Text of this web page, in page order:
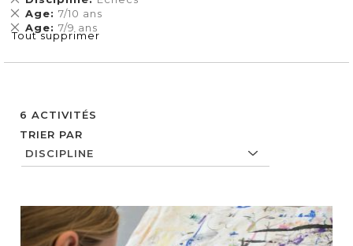
6 ACTIVITÉS
TRIER PAR
Élément
cet
Élément
Age 7/10 ans
Supprimer
cet
Élément
Age 7/9 ans
Supprimer
cet
Tout supprimer